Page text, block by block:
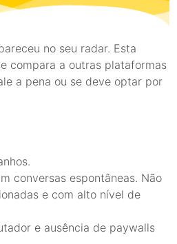
no seu radar. Esta
compara a outras plataformas
a pena ou se deve optar por
conversas espontâneas. Não
e com alto nível de
e ausência de paywalls